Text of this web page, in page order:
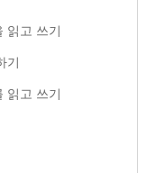
읽고 쓰기
기
읽고 쓰기